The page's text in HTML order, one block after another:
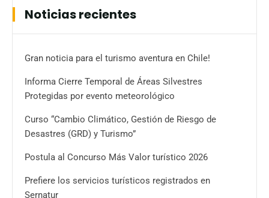
Noticias recientes
Gran noticia para el turismo aventura en Chile!
Informa Cierre Temporal de Áreas Silvestres
Protegidas por evento meteorológico
Curso “Cambio Climático, Gestión de Riesgo de
Desastres (GRD) y Turismo”
Postula al Concurso Más Valor turístico 2026
Prefiere los servicios turísticos registrados en
Sernatur